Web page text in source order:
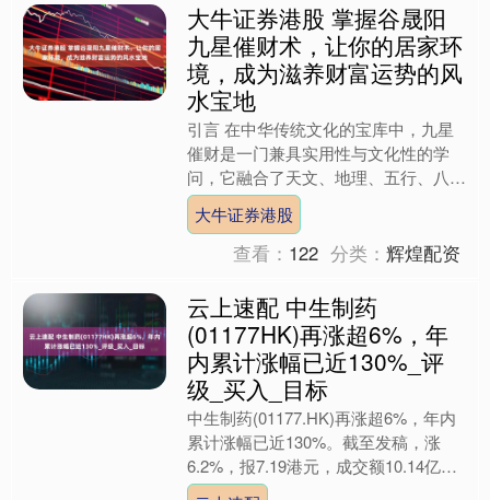
大牛证券港股 掌握谷晟阳
九星催财术，让你的居家环
境，成为滋养财富运势的风
水宝地
引言 在中华传统文化的宝库中，九星
催财是一门兼具实用性与文化性的学
问，它融合了天文、地理、五行、八卦
等多元知识，核心是通过解读九宫飞星
规律、优化空间气场，为财富....
大牛证券港股
查看： 122 分类：辉煌配资
云上速配 中生制药
(01177HK)再涨超6%，年
内累计涨幅已近130%_评
级_买入_目标
中生制药(01177.HK)再涨超6%，年内
累计涨幅已近130%。截至发稿，涨
6.2%，报7.19港元，成交额10.14亿港
元。 投行对该股的评级以买入为主，